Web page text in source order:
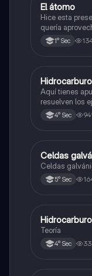
Ciencia y
El átomo
Hice esta
quería
de su agrado
solo eso bye
1° Sec
Química
Aquí tienes
resuelven los
4° Sec 94
Química
Celdas
5° Sec
Química
Teoría
4° Sec